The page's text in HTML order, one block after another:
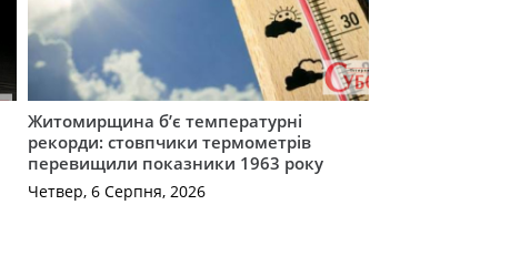
Житомирщина б’є температурні
рекорди: стовпчики термометрів
перевищили показники 1963 року
Четвер, 6 Серпня, 2026